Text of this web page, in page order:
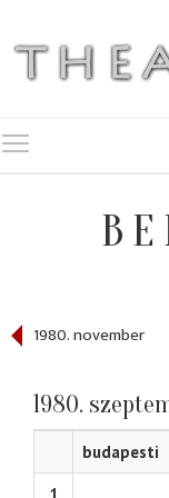
1980. november
1980.
budapesti